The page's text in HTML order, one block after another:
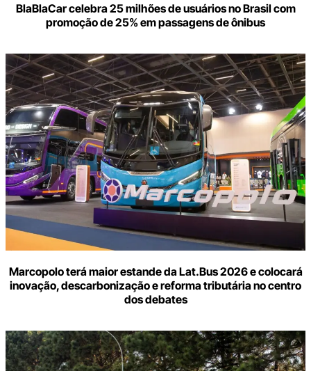
BlaBlaCar celebra 25 milhões de usuários no Brasil com
promoção de 25% em passagens de ônibus
Marcopolo terá maior estande da Lat.Bus 2026 e colocará
inovação, descarbonização e reforma tributária no centro
dos debates